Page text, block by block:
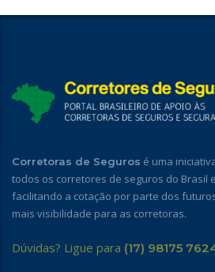
Corretoras de Seguros é uma
todos os corretores de seguros do Brasil
facilitando a cotação por parte dos
mais visibilidade para as corretoras.
Dúvidas? Ligue para (17) 98175